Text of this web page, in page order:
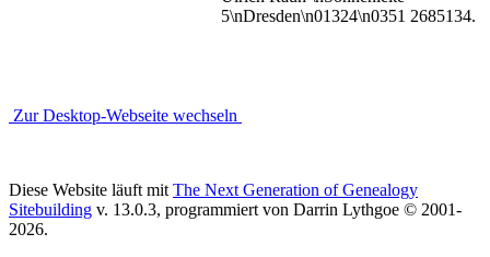
5\nDresden\n01324\n0351 2685134.
Zur Desktop-Webseite wechseln
Diese Website läuft mit The Next Generation of Genealogy
Sitebuilding v. 13.0.3, programmiert von Darrin Lythgoe © 2001-
2026.